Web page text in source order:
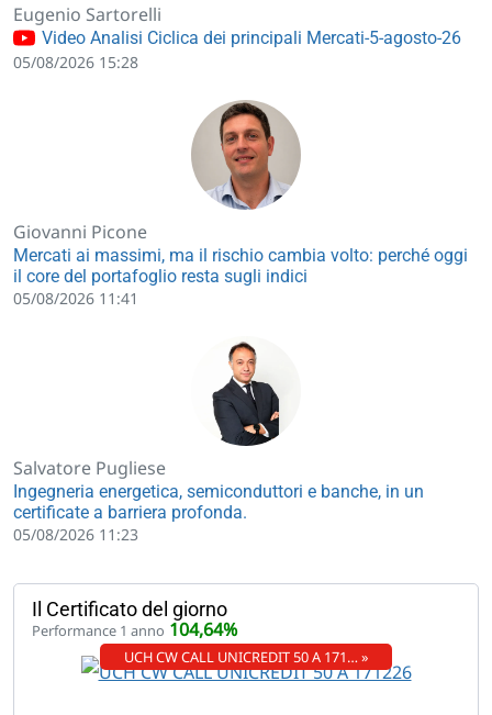
Eugenio Sartorelli
Video Analisi Ciclica dei principali Mercati-5-agosto-26
05/08/2026 15:28
Giovanni Picone
Mercati ai massimi, ma il rischio cambia volto: perché oggi
il core del portafoglio resta sugli indici
05/08/2026 11:41
Salvatore Pugliese
Ingegneria energetica, semiconduttori e banche, in un
certificate a barriera profonda.
05/08/2026 11:23
Il Certificato del giorno
Performance 1 anno 104,64%
UCH CW CALL UNICREDIT 50 A 171… »